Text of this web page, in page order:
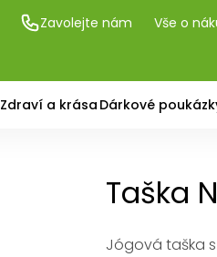
Zavolejte nám Vše o
Zdraví a krása Dárkové
Taška
Jógová taška